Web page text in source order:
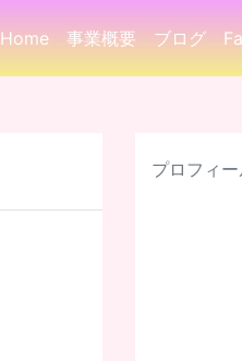
Home 事業概要 ブログ
プロフィ